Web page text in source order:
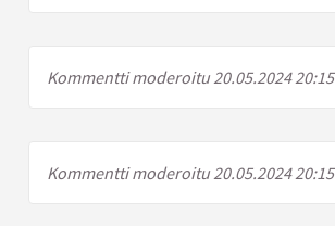
Kommentti moderoitu 20.05.2024 20:15
Kommentti moderoitu 20.05.2024 20:15